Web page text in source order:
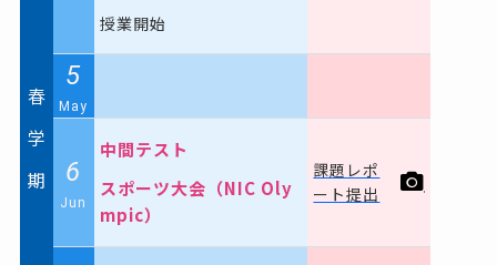
春
学
期
授業開始
5
May
6
Jun
中間テスト
スポーツ大会（NIC Oly
mpic）
課題レポ
ート提出